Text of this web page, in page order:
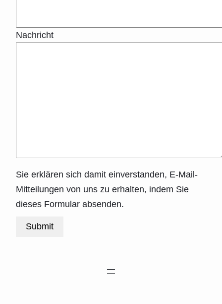
Nachricht
Sie erklären sich damit einverstanden, E-Mail-
Mitteilungen von uns zu erhalten, indem Sie
dieses Formular absenden.
Submit